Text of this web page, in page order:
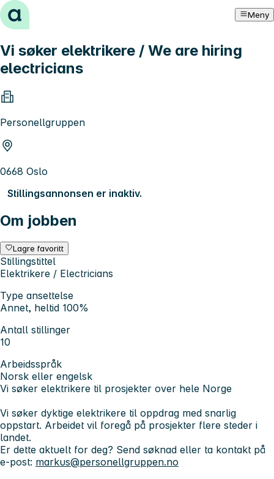
Hopp til innhold Meny
Vi søker elektrikere / We are hiring
electricians
Personellgruppen
0668 Oslo
Stillingsannonsen er inaktiv.
Om jobben
Lagre favoritt
Stillingstittel
Elektrikere / Electricians
Type ansettelse
Annet, heltid 100%
Antall stillinger
10
Arbeidsspråk
Norsk eller engelsk
Vi søker elektrikere til prosjekter over hele Norge
Vi søker dyktige elektrikere til oppdrag med snarlig
oppstart. Arbeidet vil foregå på prosjekter flere steder i
landet.
Er dette aktuelt for deg? Send søknad eller ta kontakt på
e-post: markus@personellgruppen.no